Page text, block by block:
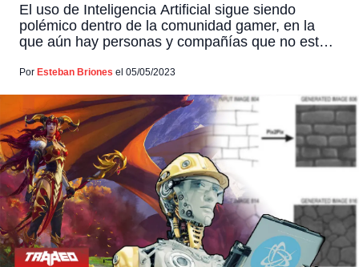
El uso de Inteligencia Artificial sigue siendo
polémico dentro de la comunidad gamer, en la
que aún hay personas y compañías que no están
El caso más reciente es de la compañía Blizzard,
con la que buscan crear […]
Por Esteban Briones el 05/05/2023